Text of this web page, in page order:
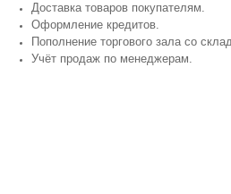
Доставка товаров покупателям.
Оформление кредитов.
Пополнение торгового зала со
Учёт продаж по менеджерам.